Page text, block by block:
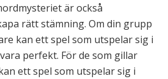
är också
rätt stämning. Om din grupp
kan ett spel som utspelar sig i
perfekt. För de som gillar
ett spel som utspelar sig i